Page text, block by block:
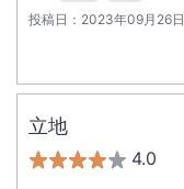
投稿日： 2023年09月26日
立地
4.0